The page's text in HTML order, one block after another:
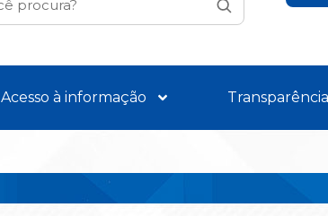
Acesso à informação Transparência